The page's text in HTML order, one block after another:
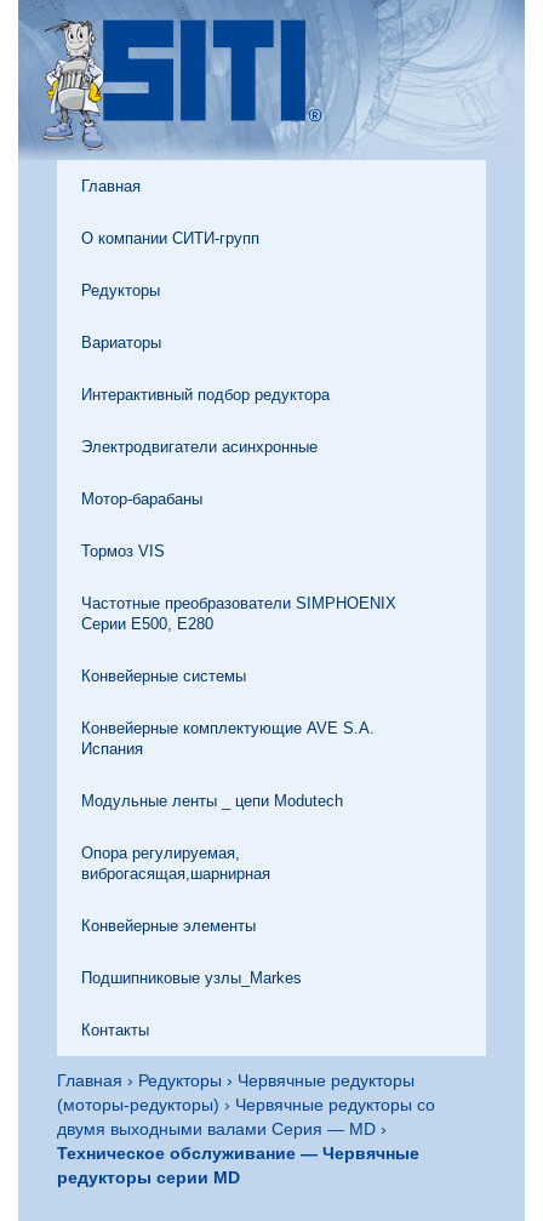
Главная
О компании СИТИ-групп
Редукторы
Вариаторы
Интерактивный подбор редуктора
Электродвигатели асинхронные
Мотор-барабаны
Тормоз VIS
Частотные преобразователи SIMPHOENIX
Серии Е500, Е280
Конвейерные системы
Конвейерные комплектующие AVE S.A.
Испания
Модульные ленты _ цепи Modutech
Опора регулируемая,
виброгасящая,шарнирная
Конвейерные элементы
Подшипниковые узлы_Markes
Контакты
Главная › Редукторы › Червячные редукторы
(моторы-редукторы) › Червячные редукторы со
двумя выходными валами Серия — MD ›
Техническое обслуживание — Червячные
редукторы серии MD